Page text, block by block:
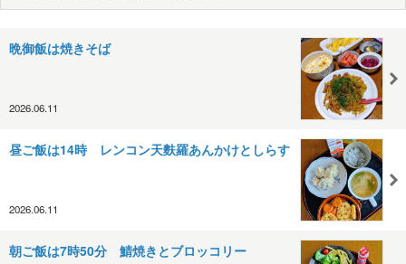
晩御飯は焼きそば
2026.06.11
昼ご飯は14時 レンコン天麩羅あんかけとしらす
2026.06.11
朝ご飯は7時50分 鯖焼きとブロッコリー